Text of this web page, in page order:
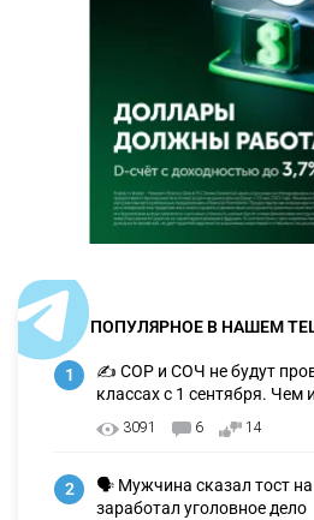
ПОПУЛЯРНОЕ В НАШЕМ
1
✍️ СОР и СОЧ не будут
классах с 1 сентября. Чем
3091 6 14
2
🗣 Мужчина сказал тост на
заработал уголовное дело